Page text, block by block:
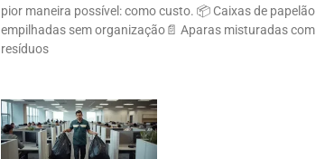
pior maneira possível: como custo. 📦 Caixas de papelão
empilhadas sem organização📄 Aparas misturadas com
resíduos